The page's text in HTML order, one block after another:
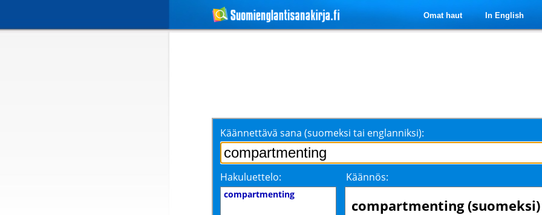
Omat haut In English
Käännettävä sana (suomeksi tai englanniksi):
Hakuluettelo: Käännös:
compartmenting
compartmenting (suomeksi)